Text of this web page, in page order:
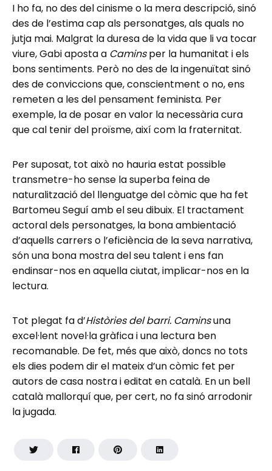
I ho fa, no des del cinisme o la mera descripció, sinó
des de l’estima cap als personatges, als quals no
jutja mai. Malgrat la duresa de la vida que li va tocar
viure, Gabi aposta a Caminsper la humanitat i els
bons sentiments. Però no des de la ingenuïtat sinó
des de conviccions que, conscientment o no, ens
remeten a les del pensament feminista. Per
exemple, la de posar en valor la necessària cura
que cal tenir del proïsme, així com la fraternitat.
Per suposat, tot això no hauria estat possible
transmetre-ho sense la superba feina de
naturalització del llenguatge del còmic que ha fet
Bartomeu Seguí amb el seu dibuix. El tractament
actoral dels personatges, la bona ambientació
d’aquells carrers o l’eficiència de la seva narrativa,
són una bona mostra del seu talent i ens fan
endinsar-nos en aquella ciutat, implicar-nos en la
lectura.
Tot plegat fa d’Històries del barri. Caminsuna
excel·lent novel·la gràfica i una lectura ben
recomanable. De fet, més que això, doncs no tots
els dies podem dir el mateix d’un còmic fet per
autors de casa nostra i editat en català. En un bell
català mallorquí que, per cert, no fa sinó arrodonir
la jugada.